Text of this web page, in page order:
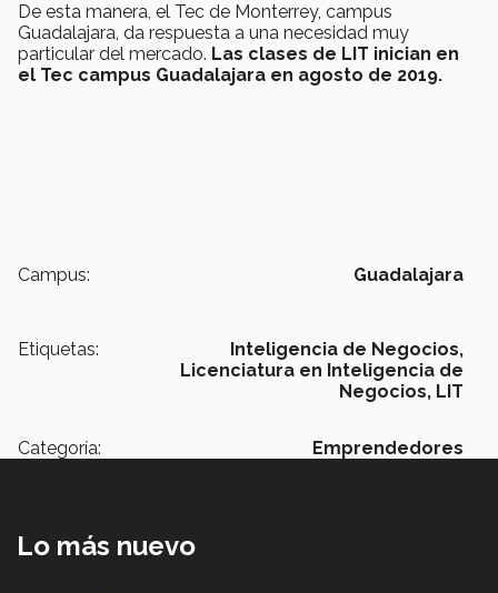
De esta manera, el Tec de Monterrey, campus
Guadalajara, da respuesta a una necesidad muy
particular del mercado. Las clases de LIT inician en
el Tec campus Guadalajara en agosto de 2019.
Campus: Guadalajara
Etiquetas:
Inteligencia de Negocios,
Licenciatura en Inteligencia de
Negocios, LIT
Categoría: Emprendedores
Lo más nuevo